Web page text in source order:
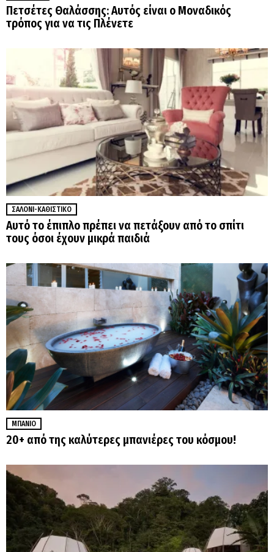
Πετσέτες Θαλάσσης: Αυτός είναι ο Μοναδικός
τρόπος για να τις Πλένετε
ΣΑΛΌΝΙ-ΚΑΘΙΣΤΙΚΌ
Αυτό το έπιπλο πρέπει να πετάξουν από το σπίτι
τους όσοι έχουν μικρά παιδιά
ΜΠΆΝΙΟ
20+ από της καλύτερες μπανιέρες του κόσμου!